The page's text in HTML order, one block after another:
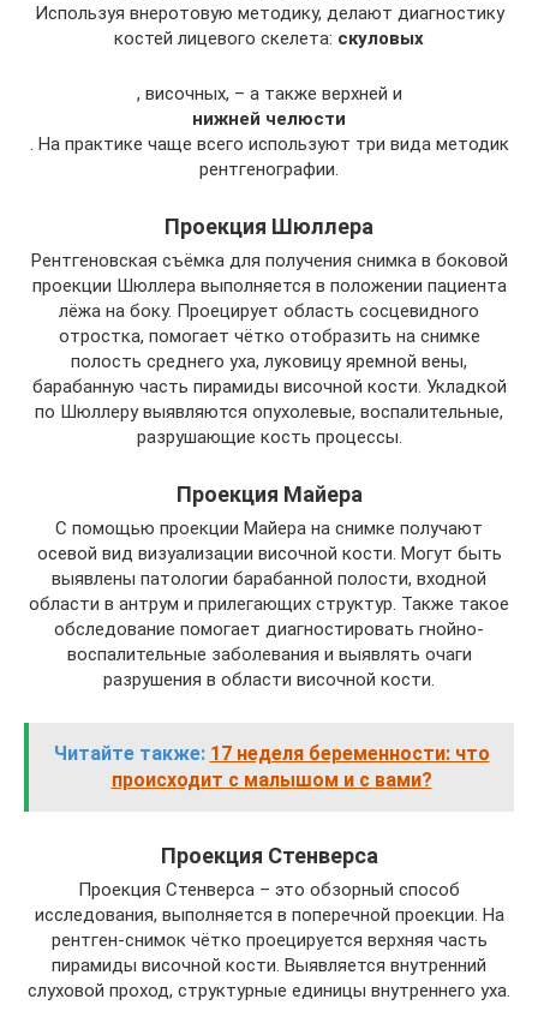
Используя внеротовую методику, делают диагностику
костей лицевого скелета: скуловых
, височных, – а также верхней и
нижней челюсти
. На практике чаще всего используют три вида методик
рентгенографии.
Проекция Шюллера
Рентгеновская съёмка для получения снимка в боковой
проекции Шюллера выполняется в положении пациента
лёжа на боку. Проецирует область сосцевидного
отростка, помогает чётко отобразить на снимке
полость среднего уха, луковицу яремной вены,
барабанную часть пирамиды височной кости. Укладкой
по Шюллеру выявляются опухолевые, воспалительные,
разрушающие кость процессы.
Проекция Майера
С помощью проекции Майера на снимке получают
осевой вид визуализации височной кости. Могут быть
выявлены патологии барабанной полости, входной
области в антрум и прилегающих структур. Также такое
обследование помогает диагностировать гнойно-
воспалительные заболевания и выявлять очаги
разрушения в области височной кости.
Читайте также: 17 неделя беременности: что
происходит с малышом и с вами?
Проекция Стенверса
Проекция Стенверса – это обзорный способ
исследования, выполняется в поперечной проекции. На
рентген-снимок чётко проецируется верхняя часть
пирамиды височной кости. Выявляется внутренний
слуховой проход, структурные единицы внутреннего уха.